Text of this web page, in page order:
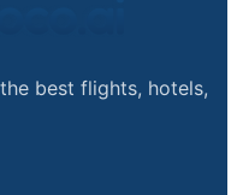
best flights, hotels,